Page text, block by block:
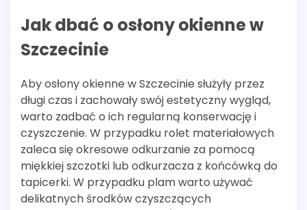
Jak dbać o osłony okienne w
Szczecinie
Aby osłony okienne w Szczecinie służyły przez
długi czas i zachowały swój estetyczny wygląd,
warto zadbać o ich regularną konserwację i
czyszczenie. W przypadku rolet materiałowych
zaleca się okresowe odkurzanie za pomocą
miękkiej szczotki lub odkurzacza z końcówką do
tapicerki. W przypadku plam warto używać
delikatnych środków czyszczących